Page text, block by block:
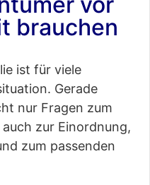
brauchen
ist für viele
Gerade
nur Fragen zum
zur Einordnung,
zum passenden